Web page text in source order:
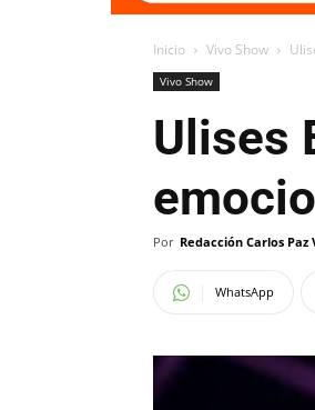
Inicio Vivo Show
Vivo Show
Ulises
Por Redacción Carlos Paz
WhatsApp